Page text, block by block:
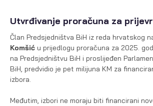
Utvrđivanje proračuna za
Član Predsjedništva BiH iz reda hrvatskog
Komšić u prijedlogu proračuna za 2025.
na Predsjedništvu BiH i proslijeđen
BiH, predvidio je pet milijuna KM za
izbora.
Međutim, izbori ne moraju biti financirani